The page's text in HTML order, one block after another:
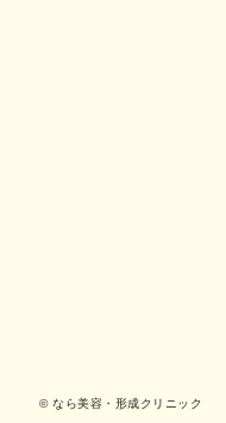
© なら美容・形成クリニック